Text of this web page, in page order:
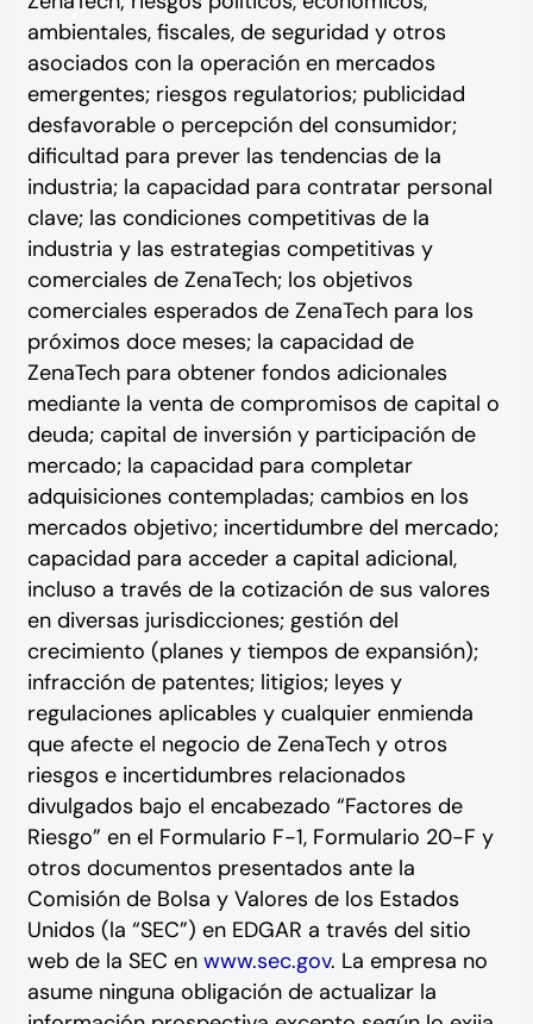
ambientales, fiscales, de seguridad y otros
asociados con la operación en mercados
emergentes; riesgos regulatorios; publicidad
desfavorable o percepción del consumidor;
dificultad para prever las tendencias de la
industria; la capacidad para contratar personal
clave; las condiciones competitivas de la
industria y las estrategias competitivas y
comerciales de ZenaTech; los objetivos
comerciales esperados de ZenaTech para los
próximos doce meses; la capacidad de
ZenaTech para obtener fondos adicionales
mediante la venta de compromisos de capital o
deuda; capital de inversión y participación de
mercado; la capacidad para completar
adquisiciones contempladas; cambios en los
mercados objetivo; incertidumbre del mercado;
capacidad para acceder a capital adicional,
incluso a través de la cotización de sus valores
en diversas jurisdicciones; gestión del
crecimiento (planes y tiempos de expansión);
infracción de patentes; litigios; leyes y
regulaciones aplicables y cualquier enmienda
que afecte el negocio de ZenaTech y otros
riesgos e incertidumbres relacionados
divulgados bajo el encabezado “Factores de
Riesgo” en el Formulario F-1, Formulario 20-F y
otros documentos presentados ante la
Comisión de Bolsa y Valores de los Estados
Unidos (la “SEC”) en EDGAR a través del sitio
web de la SEC en www.sec.gov. La empresa no
asume ninguna obligación de actualizar la